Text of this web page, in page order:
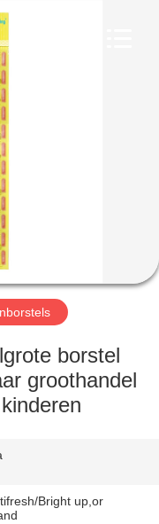
borstel
groothandel
Bright up,or